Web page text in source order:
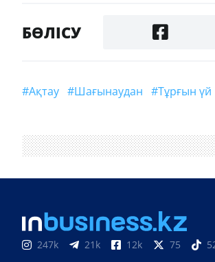
БӨЛІСУ
#Ақтау #шағынаудан #тұрғын үй
247k 21k 12k 75